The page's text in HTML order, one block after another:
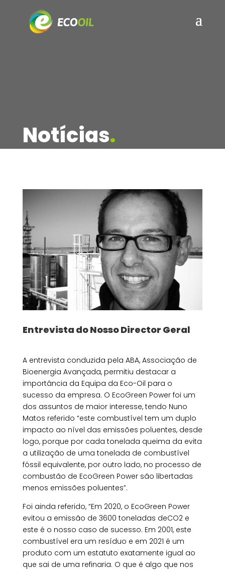
Notícias.
Entrevista do Nosso Director Geral
A entrevista conduzida pela ABA, Associação de
Bioenergia Avançada, permitiu destacar a
importância da Equipa da Eco-Oil para o
sucesso da empresa. O EcoGreen Power foi um
dos assuntos de maior interesse, tendo Nuno
Matos referido “este combustível tem um duplo
impacto ao nível das emissões poluentes, desde
logo, porque por cada tonelada queima da evita
a utilização de uma tonelada de combustível
fóssil equivalente, por outro lado, no processo de
combustão de EcoGreen Power são libertadas
menos emissões poluentes”.
Foi ainda referido, “Em 2020, o EcoGreen Power
evitou a emissão de 3600 toneladas deCO2 e
este é o nosso caso de sucesso. Em 2001, este
combustível era um resíduo e em 2021 é um
produto com um estatuto exatamente igual ao
que sai de uma refinaria. O que é algo que nos